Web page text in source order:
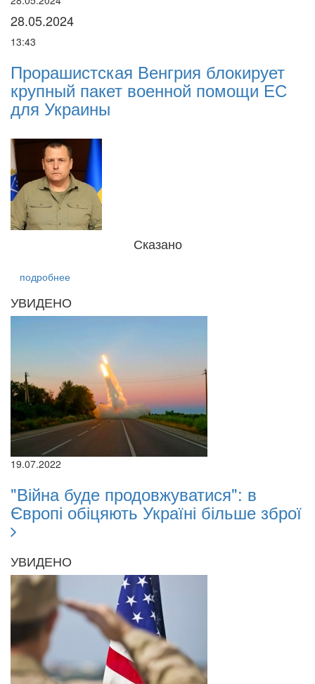
28.05.2024
13:43
Прорашистская Венгрия блокирует
крупный пакет военной помощи ЕС
для Украины
Сказано
подробнее
УВИДЕНО
19.07.2022
"Війна буде продовжуватися": в
Європі обіцяють Україні більше зброї
УВИДЕНО